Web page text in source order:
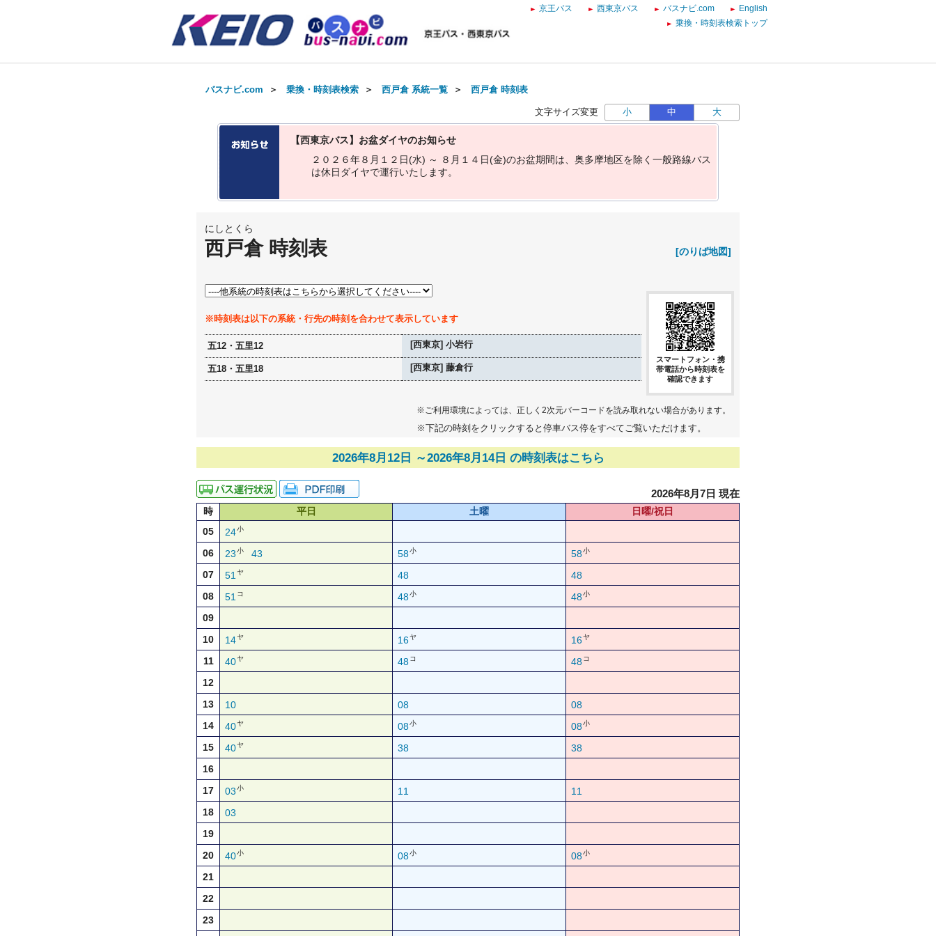
京王バス 西東京バス バスナビ.com
English
乗換・時刻表検索トップ
バスナビ.com ＞ 乗換・時刻表検索 ＞ 西戸倉 系統一覧 ＞ 西戸倉 時刻表
文字サイズ変更 小 中 大
【西東京バス】お盆ダイヤのお知らせ
２ ０ ２ ６年８ 月 １ ２ 日(水) ～ ８ 月 １ ４ 日(金)のお盆期間は 奥多摩地区を除 く 一般路線バス
は休日 ダイヤで運行いた し ます。
にしとくら
西戸倉 時刻表 [のりば地図]
※時刻表は以下の系統・行先の時刻を合わせて表示しています
五12・五里12 [西東京] 小岩行
五18・五里18 [西東京] 藤倉行
スマートフォン・携
帯電話から時刻表を
確認できます
※ご利用環境によっては、正しく2次元バーコードを読み取れない場合があります。
※下記の時刻をクリックすると停車バス停をすべてご覧いただけます。
2026年8月12日 ～2026年8月14日 の時刻表はこちら
2026年8月7日 現在
時 平日 土曜
日曜/祝日
05
24小
06 23小 43 58小 58小
07 51 ヤ 48
48
08
51 コ 48小 48小
09
10
14ヤ 16ヤ 16ヤ
11 40ヤ 48コ 48コ
12
13
10 08
08
14
40ヤ 08小 08小
15 40ヤ 38
38
16
17
03小 11
11
18
03
19
20
40小 08小 08小
21
22
23